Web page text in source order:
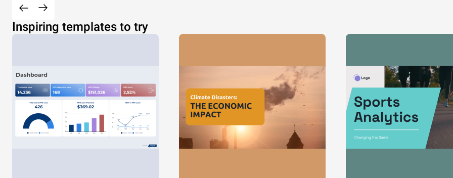
Inspiring templates to try